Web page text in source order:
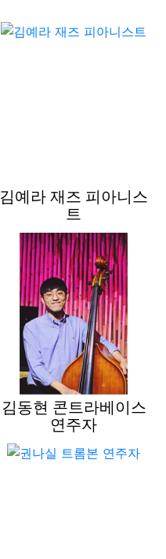
김예라 재즈 피아니스
트
김동현 콘트라베이스
연주자